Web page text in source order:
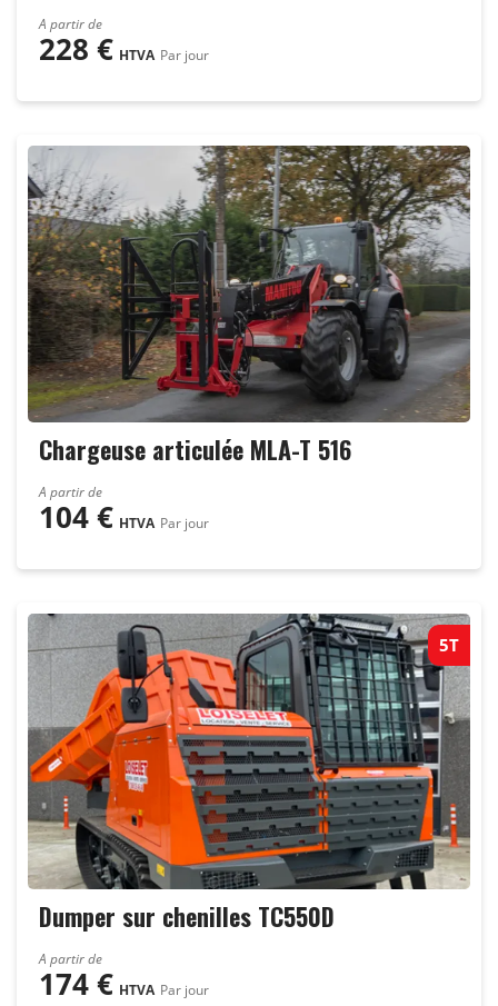
A partir de
228 € HTVA Par jour
Chargeuse articulée MLA-T 516
A partir de
104€ HTVA Par jour
5T
Dumper sur chenilles TC550D
A partir de
174€ HTVA Par jour